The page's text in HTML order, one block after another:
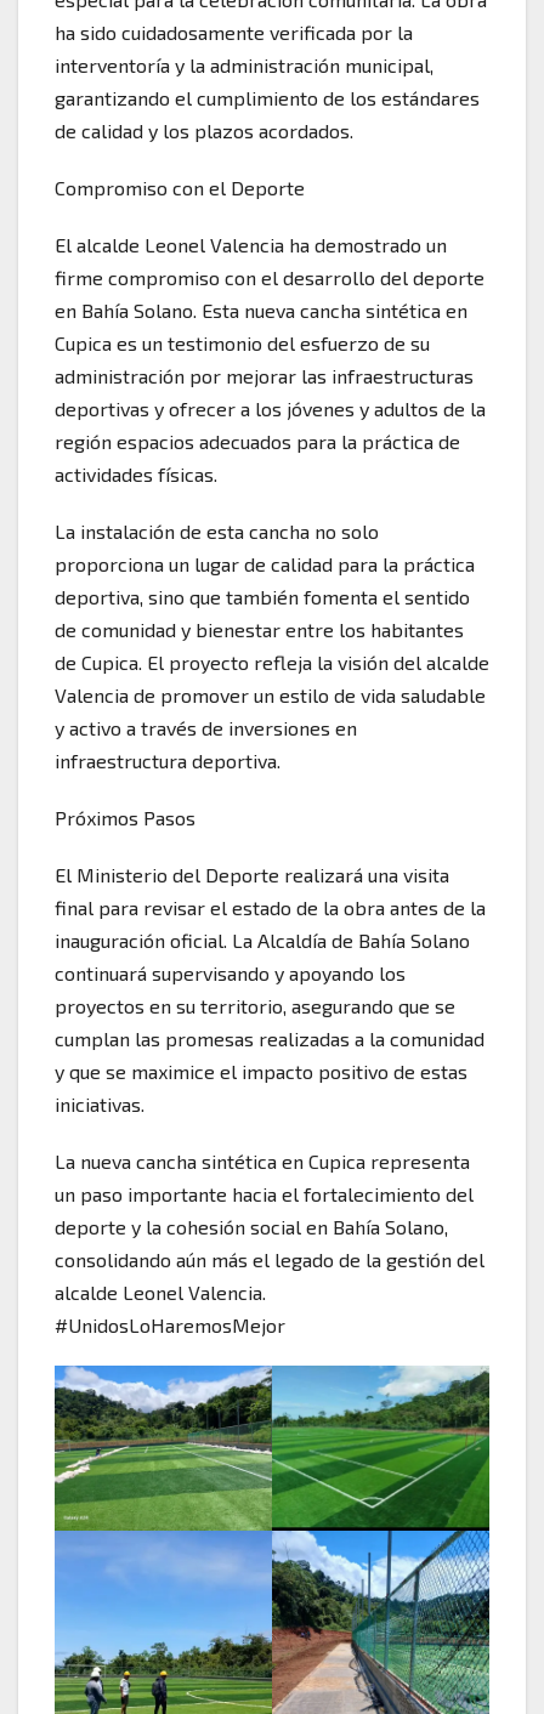
ha sido cuidadosamente verificada por la
interventoría y la administración municipal,
garantizando el cumplimiento de los estándares
de calidad y los plazos acordados.
Compromiso con el Deporte
El alcalde Leonel Valencia ha demostrado un
firme compromiso con el desarrollo del deporte
en Bahía Solano. Esta nueva cancha sintética en
Cupica es un testimonio del esfuerzo de su
administración por mejorar las infraestructuras
deportivas y ofrecer a los jóvenes y adultos de la
región espacios adecuados para la práctica de
actividades físicas.
La instalación de esta cancha no solo
proporciona un lugar de calidad para la práctica
deportiva, sino que también fomenta el sentido
de comunidad y bienestar entre los habitantes
de Cupica. El proyecto refleja la visión del alcalde
Valencia de promover un estilo de vida saludable
y activo a través de inversiones en
infraestructura deportiva.
Próximos Pasos
El Ministerio del Deporte realizará una visita
final para revisar el estado de la obra antes de la
inauguración oficial. La Alcaldía de Bahía Solano
continuará supervisando y apoyando los
proyectos en su territorio, asegurando que se
cumplan las promesas realizadas a la comunidad
y que se maximice el impacto positivo de estas
iniciativas.
La nueva cancha sintética en Cupica representa
un paso importante hacia el fortalecimiento del
deporte y la cohesión social en Bahía Solano,
consolidando aún más el legado de la gestión del
alcalde Leonel Valencia.
#UnidosLoHaremosMejor